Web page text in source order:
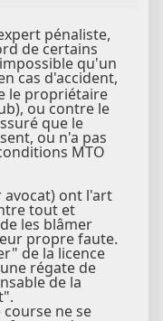
pénaliste,
de certains
qu'un
cas d'accident,
le propriétaire
ou contre le
que le
ou n'a pas
MTO
avocat) ont l'art
tout et
les blâmer
propre faute.
de la licence
régate de
de la
ne se